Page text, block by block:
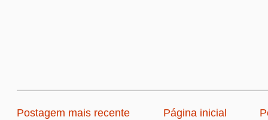
Postagem mais recente Página inicial